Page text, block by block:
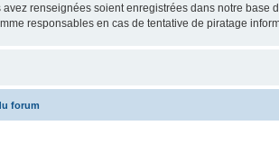
renseignées soient enregistrées dans notre
responsables en cas de tentative de piratage
forum